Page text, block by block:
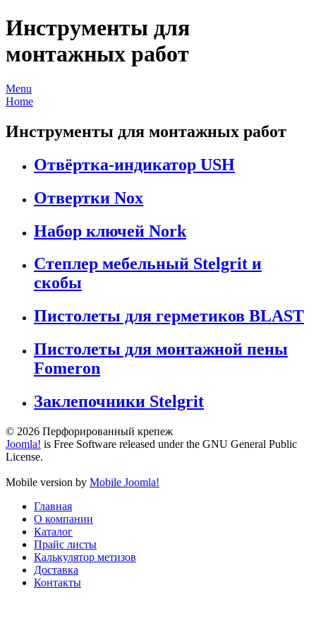
Инструменты для
монтажных работ
Menu
Home
Инструменты для монтажных работ
Отвёртка-индикатор USH
Отвертки Nox
Набор ключей Nork
Степлер мебельный Stelgrit и
скобы
Пистолеты для герметиков BLAST
Пистолеты для монтажной пены
Fomeron
Заклепочники Stelgrit
© 2026 Перфорированный крепеж
Joomla! is Free Software released under the GNU General Public
License.
Mobile version by Mobile Joomla!
Главная
О компании
Каталог
Прайс листы
Калькулятор метизов
Доставка
Контакты